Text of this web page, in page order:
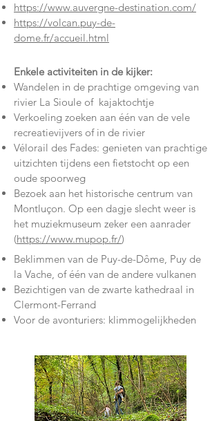
Enkele activiteiten in de kijker:
Wandelen in de prachtige omgeving van
rivier La Sioule of kajaktochtje
Verkoeling zoeken aan één van de vele
recreatievijvers of in de rivier
Vélorail des Fades: genieten van prachtige
uitzichten tijdens een fietstocht op een
oude spoorweg
Bezoek aan het historische centrum van
Montluçon. Op een dagje slecht weer is
het muziekmuseum zeker een aanrader
(https://www.mupop.fr/)
Beklimmen van de Puy-de-Dôme, Puy de
la Vache, of één van de andere vulkanen
Bezichtigen van de zwarte kathedraal in
Clermont-Ferrand
Voor de avonturiers: klimmogelijkheden
https://www.auvergne-destination.com/
https://volcan.puy-de-
dome.fr/accueil.html